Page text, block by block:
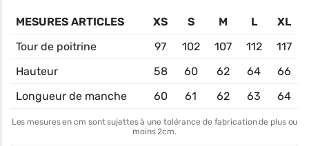
MESURES ARTICLES XS S M L
XL
Tour de poitrine
97 102 107 112
117
Hauteur
58 60 62 64
66
Longueur de manche
60 61 62 63 64
Les mesures en cm sont sujettes à une tolérance de fabrication de plus ou
moins 2cm.